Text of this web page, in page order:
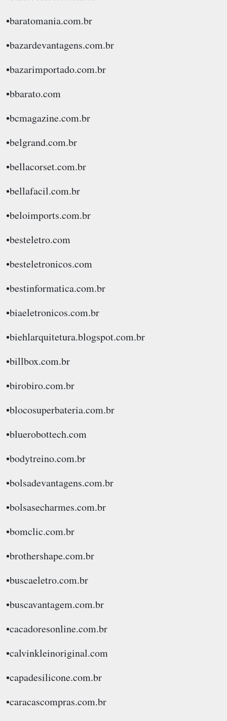
•baratomania.com.br
•bazardevantagens.com.br
•bazarimportado.com.br
•bbarato.com
•bcmagazine.com.br
•belgrand.com.br
•bellacorset.com.br
•bellafacil.com.br
•beloimports.com.br
•besteletro.com
•besteletronicos.com
•bestinformatica.com.br
•biaeletronicos.com.br
•biehlarquitetura.blogspot.com.br
•billbox.com.br
•birobiro.com.br
•blocosuperbateria.com.br
•bluerobottech.com
•bodytreino.com.br
•bolsadevantagens.com.br
•bolsasecharmes.com.br
•bomclic.com.br
•brothershape.com.br
•buscaeletro.com.br
•buscavantagem.com.br
•cacadoresonline.com.br
•calvinkleinoriginal.com
•capadesilicone.com.br
•caracascompras.com.br